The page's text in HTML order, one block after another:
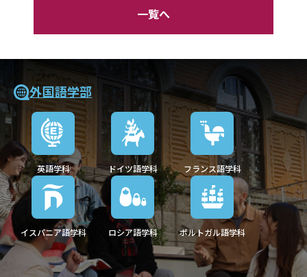
一覧へ
外国語学部
英語学科 ドイツ語学科 フランス語学科
イスパニア語学科 ロシア語学科 ポルトガル語学科